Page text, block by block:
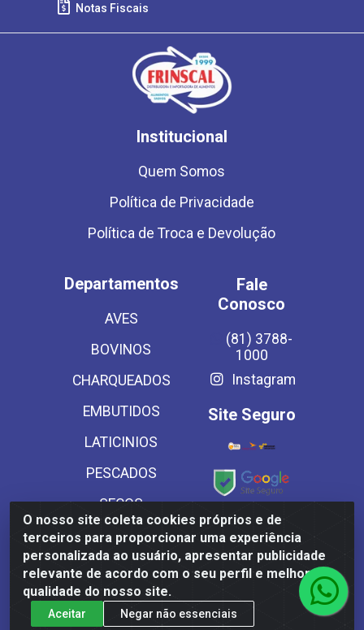
O nosso site coleta cookies próprios e de
terceiros para proporcionar uma experiência
personalizada ao usuário, apresentar publicidade
relevante de acordo com o seu perfil e melhorar a
qualidade do nosso site.
Aceitar Negar não essenciais
Notas Fiscais
Institucional
Quem Somos
Política de Privacidade
Política de Troca e Devolução
Departamentos
AVES
BOVINOS
CHARQUEADOS
EMBUTIDOS
LATICINIOS
PESCADOS
SECOS
SUINOS
VEGETAIS CONG E
MASSAS
Fale
Conosco
(81) 3788-
1000
Instagram
Site Seguro
Baixe já
nosso APP